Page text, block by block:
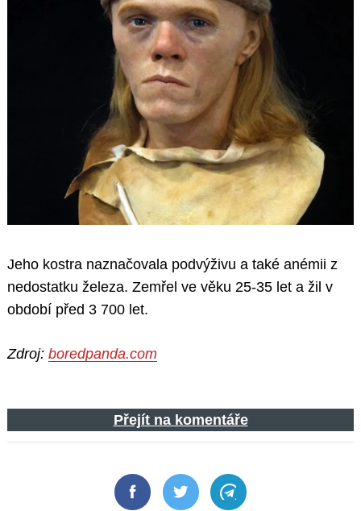
Jeho kostra naznačovala podvýživu a také anémii z
nedostatku železa. Zemřel ve věku 25-35 let a žil v
období před 3 700 let.
Zdroj: boredpanda.com
Přejít na komentáře
FacebookTwitter Telegram